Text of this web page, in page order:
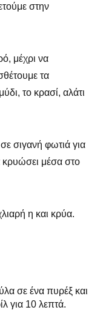
στην
μέχρι να
τα
το κρασί, αλάτι
σιγανή φωτιά για
κρυώσει μέσα στο
η και κρύα.
σε ένα πυρέξ και
για 10 λεπτά.